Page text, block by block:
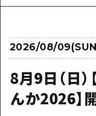
世界
学び・
定番
歴史・
備後
芸北
宮島
山口
宮島
山口
愛媛県
島根県
二次交
お得
手荷物
HOME
新着情報
お問い合わ
事業者・学
2026/08/
8月9日（日
んか2026】